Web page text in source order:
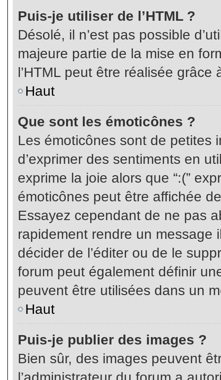
Puis-je utiliser de l’HTML ?
Désolé, il n’est pas possible
majeure partie de la mise en
l’HTML peut être réalisée grâce
Haut
Que sont les émoticônes ?
Les émoticônes sont de petites
d’exprimer des sentiments en
exprime la joie alors que “:(”
émoticônes peut être affichée
Essayez cependant de ne pas
rapidement rendre un message
décider de l’éditer ou de le
forum peut également définir
peuvent être utilisées dans un
Haut
Puis-je publier des images ?
Bien sûr, des images peuvent